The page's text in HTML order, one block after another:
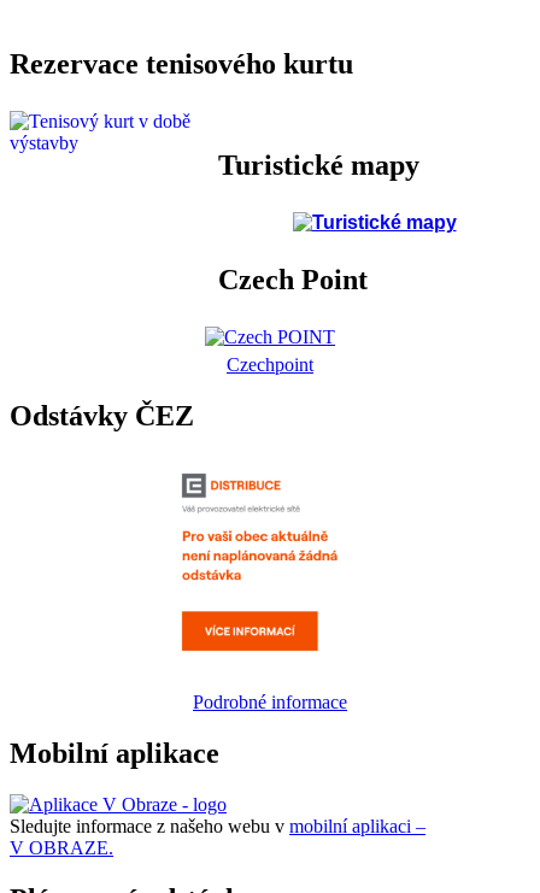
Rezervace tenisového kurtu
Turistické mapy
Czech Point
Czechpoint
Odstávky ČEZ
Podrobné informace
Mobilní aplikace
Sledujte informace z našeho webu v mobilní aplikaci –
V OBRAZE.